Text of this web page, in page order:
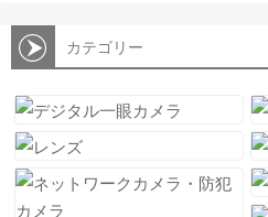
カテゴリー